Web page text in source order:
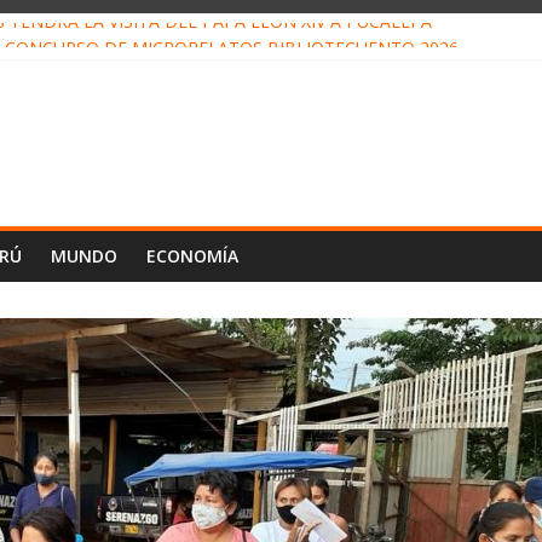
TENDRÁ LA VISITA DEL PAPA LEÓN XIV A PUCALLPA
MUNDO ECONOMÍA